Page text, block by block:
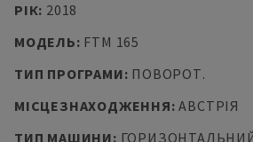
РІК: 2018
МОДЕЛЬ: FTM 165
ТИП ПРОГРАМИ: ПОВОРОТ.
МІСЦЕЗНАХОДЖЕННЯ:АВСТРІЯ
ТИП МАШИНИ: